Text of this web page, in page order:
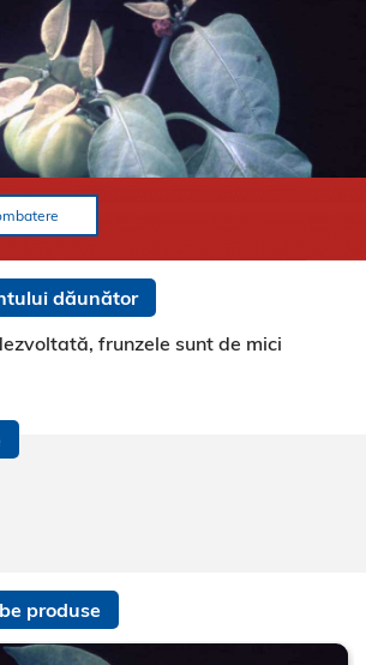
dăunător
frunzele sunt de mici
produse